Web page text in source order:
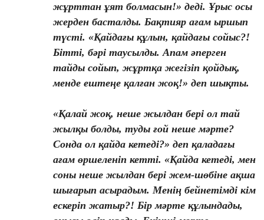
жұрттан ұят болмасын!» деді. Ұрыс осы
жерден басталды. Бақтияр ағам ыршып
түсті. «Қайдағы құлын, қайдағы сойыс?!
Бітті, бәрі таусылды. Апам әперген
тайды сойып, жұртқа жегізіп қойдық,
менде ештеңе қалған жоқ!» деп шықты.
«Қалай жоқ, неше жылдан бері ол тай
жылқы болды, туды ғой неше мәрте?
Сонда ол қайда кетеді?» деп қаладағы
ағам өршеленіп кетті. «Қайда кетеді, мен
соны неше жылдан бері жем-шөбіне ақша
шығарып асырадым. Менің бейнетімді кім
ескеріп жатыр?! Бір мәрте құлындады,